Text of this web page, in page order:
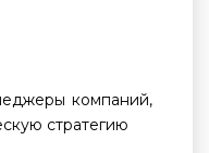
компаний,
стратегию